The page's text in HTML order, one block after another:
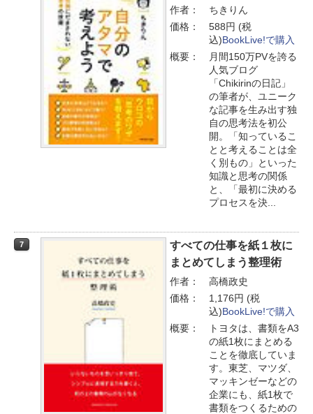
作者：
ちきりん
価格：
588円 (税
込)BookLive!で購入
概要：
月間150万PVを誇る
人気ブログ
「Chikirinの日記」
の筆者が、ユニーク
な記事を生み出す独
自の思考法を初公
開。「知っているこ
とと考えることは全
く別もの」といった
知識と思考の関係
と、「最初に決める
プロセスを決...
7
すべての仕事を紙１枚に
まとめてしまう整理術
作者：
高橋政史
価格：
1,176円 (税
込)BookLive!で購入
概要：
トヨタは、書類をA3
の紙1枚にまとめる
ことを徹底していま
す。東芝、マツダ、
マッキンゼーなどの
企業にも、紙1枚で
書類をつくるための